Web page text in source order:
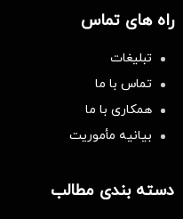
راه های تماس
تبلیغات
تماس با ما
همکاری با ما
بیانیه مأموریت
دسته بندی مطالب